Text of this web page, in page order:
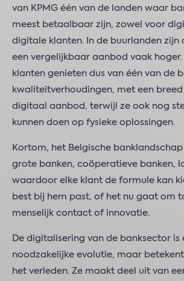
van KPMG één van de landen waar
meest betaalbaar zijn, zowel voor
digitale klanten. In de buurlanden zijn
een vergelijkbaar aanbod vaak hoger.
klanten genieten dus van één van de
kwaliteitverhoudingen, met een
digitaal aanbod, terwijl ze ook nog
kunnen doen op fysieke oplossingen.
Kortom, het Belgische
grote banken, coöperatieve banken,
waardoor elke klant de formule kan
best bij hem past, of het nu gaat om
menselijk contact of innovatie.
De digitalisering van de banksector is
noodzakelijke evolutie, maar
het verleden. Ze maakt deel uit van